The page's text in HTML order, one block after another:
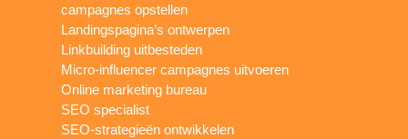
campagnes opstellen
Landingspagina’s ontwerpen
Linkbuilding uitbesteden
Micro-influencer campagnes uitvoeren
Online marketing bureau
SEO specialist
SEO-strategieën ontwikkelen